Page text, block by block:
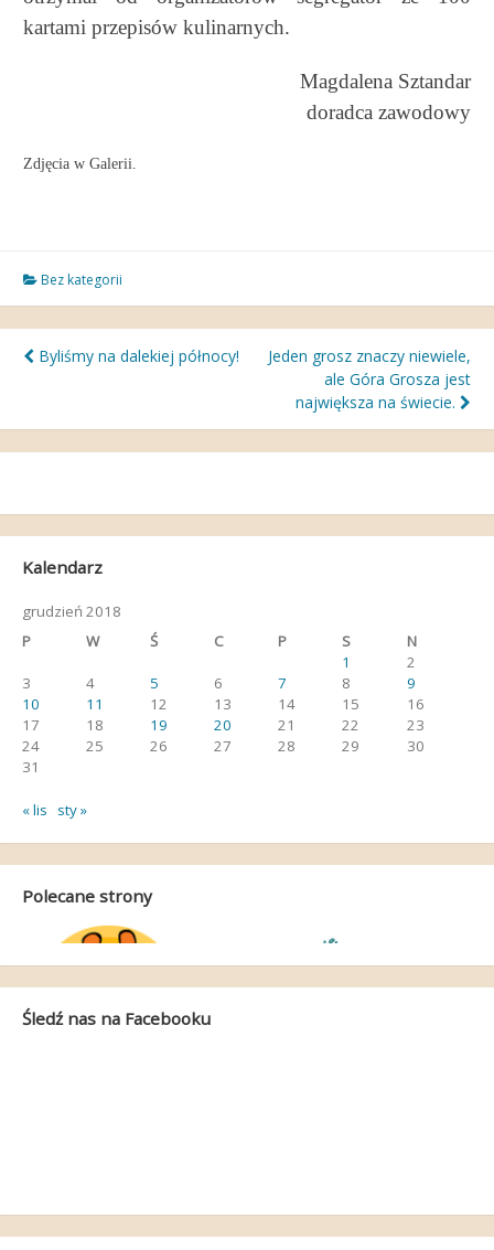
kartami przepisów kulinarnych.
Magdalena Sztandar
doradca zawodowy
Zdjęcia w Galerii.
Bez kategorii
Nawigacja
Byliśmy na dalekiej północy!
Jeden grosz znaczy niewiele,
ale Góra Grosza jest
największa na świecie.
Kalendarz
grudzień 2018
P
W Ś C P S
N
1
2
3
4 5 6 7 8
9
10
11 12 13 14 15
16
17
18 19 20 21 22
23
24
25 26 27 28 29
30
31
« lis sty »
Polecane strony
Śledź nas na Facebooku